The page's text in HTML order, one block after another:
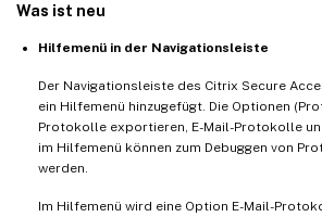
Was ist neu
Hilfemenü in der Navigationsleiste
Der Navigationsleiste des Citrix Secure
ein Hilfemenü hinzugefügt. Die Optionen
Protokolle exportieren, E-Mail-Protokolle
im Hilfemenü können zum Debuggen von
werden.
Im Hilfemenü wird eine Option E-Mail-